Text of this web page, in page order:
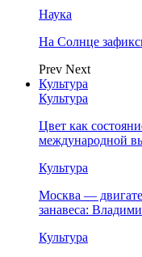
Наука
На Солнце
Prev Next
Культура
Культура
Цвет как
международной
Культура
Москва —
занавеса:
Культура